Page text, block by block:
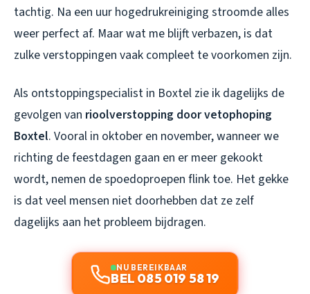
tachtig. Na een uur hogedrukreiniging stroomde alles
weer perfect af. Maar wat me blijft verbazen, is dat
zulke verstoppingen vaak compleet te voorkomen zijn.
Als ontstoppingspecialist in Boxtel zie ik dagelijks de
gevolgen van rioolverstopping door vetophoping
Boxtel. Vooral in oktober en november, wanneer we
richting de feestdagen gaan en er meer gekookt
wordt, nemen de spoedoproepen flink toe. Het gekke
is dat veel mensen niet doorhebben dat ze zelf
dagelijks aan het probleem bijdragen.
NU BEREIKBAAR
BEL 085 019 58 19